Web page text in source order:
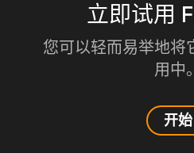
立即试用
您可以轻而易举地将
用中。
开始